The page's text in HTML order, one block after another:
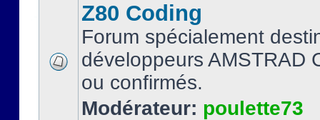
Z80 Coding
Forum spécialement
développeurs AMSTRAD
ou confirmés.
Modérateur: poulette73